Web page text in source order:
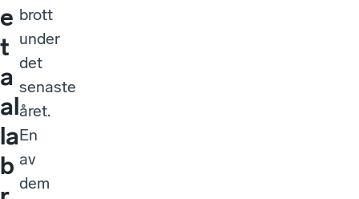
e
t
a
al
la
b
brott
under
det
senaste
året.
En
av
dem